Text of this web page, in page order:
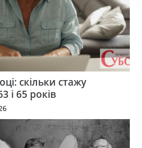
скільки стажу
і 65 років